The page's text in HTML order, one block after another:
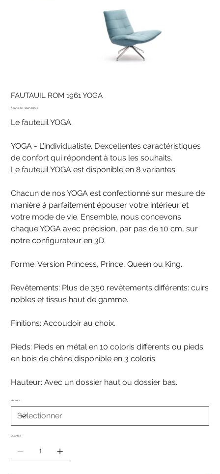
FAUTAUIL ROM 1961 YOGA
À partir de Prix
1'045.00 CHF
Le fauteuil YOGA
YOGA - L'individualiste. D’excellentes caractéristiques
de confort qui répondent à tous les souhaits.
Le fauteuil YOGA est disponible en 8 variantes
Chacun de nos YOGA est confectionné sur mesure de
manière à parfaitement épouser votre intérieur et
votre mode de vie. Ensemble, nous concevons
chaque YOGA avec précision, par pas de 10 cm, sur
notre configurateur en 3D.
Forme: Version Princess, Prince, Queen ou King.
Revêtements: Plus de 350 revêtements différents: cuirs
nobles et tissus haut de gamme.
Finitions: Accoudoir au choix.
Pieds: Pieds en métal en 10 coloris différents ou pieds
en bois de chêne disponible en 3 coloris.
Hauteur: Avec un dossier haut ou dossier bas.
Versions
Quantité